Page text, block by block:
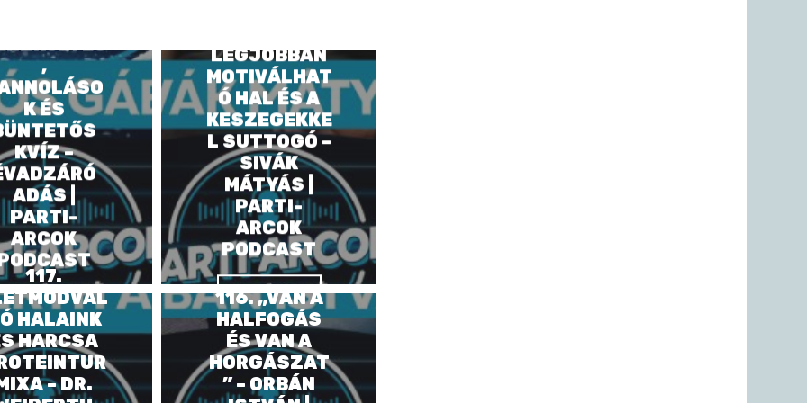
,
K ÉS
KVÍZ –
ADÁS |
PARTI-
ARCOK
VIEW POST
LEGJOBBAN
MOTIVÁLHAT
Ó HAL ÉS A
KESZEGEKKE
L SUTTOGÓ –
SIVÁK
MÁTYÁS |
PARTI-
ARCOK
PODCAST
117.
HALAINK
HARCSA
– DR.
116. „VAN A
HALFOGÁS
ÉS VAN A
HORGÁSZAT
” – ORBÁN